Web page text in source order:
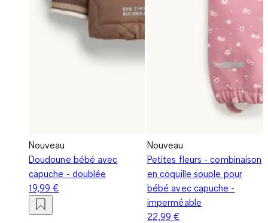
Nouveau
Doudoune bébé avec
capuche - doublée
19,99 €
Nouveau
Petites fleurs - combinaison
en coquille souple pour
bébé avec capuche -
imperméable
22,99 €